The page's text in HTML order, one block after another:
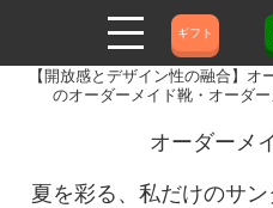
ギフト
【開放感とデザイン性の融合】
のオーダーメイド靴・オーダ
オーダーメ
夏を彩る、私だけのサ